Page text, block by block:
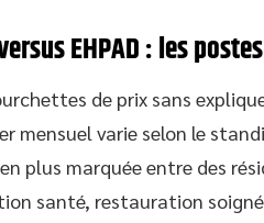
EHPAD : les
de prix sans
mensuel varie selon le
plus marquée entre des
santé, restauration